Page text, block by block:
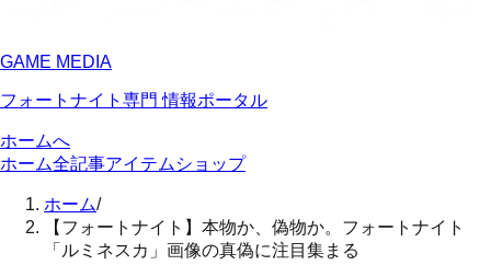
GAME MEDIA
フォートナイト専門 情報ポータル
ホームへ
ホーム全記事アイテムショップ
ホーム/
【フォートナイト】本物か、偽物か。フォートナイト
「ルミネスカ」画像の真偽に注目集まる